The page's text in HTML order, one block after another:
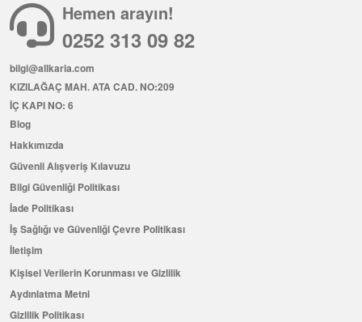
Hemen arayın!
0252 313 09 82
bilgi@allkaria.com
KIZILAĞAÇ MAH. ATA CAD. NO:209
İÇ KAPI NO: 6
Blog
Hakkımızda
Güvenli Alışveriş Kılavuzu
Bilgi Güvenliği Politikası
İade Politikası
İş Sağlığı ve Güvenliği Çevre Politikası
İletişim
Kişisel Verilerin Korunması ve Gizlilik
Aydınlatma Metni
Gizlilik Politikası